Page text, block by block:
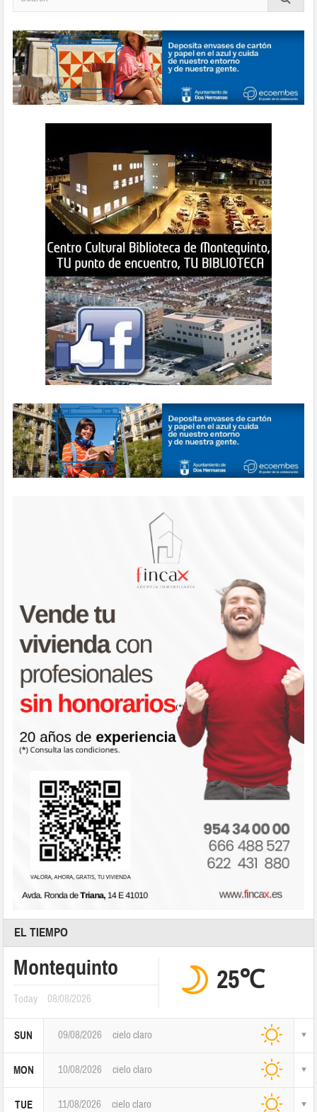
EL TIEMPO
Montequinto
Today 08/08/2026
25℃
SUN 09/08/2026 cielo claro
MON 10/08/2026 cielo claro
TUE 11/08/2026 cielo claro